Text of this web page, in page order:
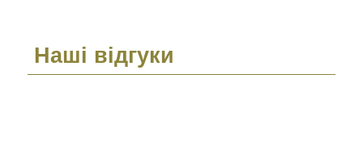
Наші відгуки